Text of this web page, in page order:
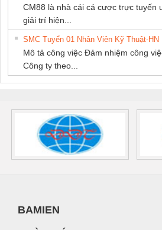
CM88 là nhà cái cá cược trực tuyến
giải trí hiện...
SMC Tuyển 01 Nhân Viên Kỹ Thuật-HN
Mô tả công việc Đảm nhiệm công
Công ty theo...
BAMIEN